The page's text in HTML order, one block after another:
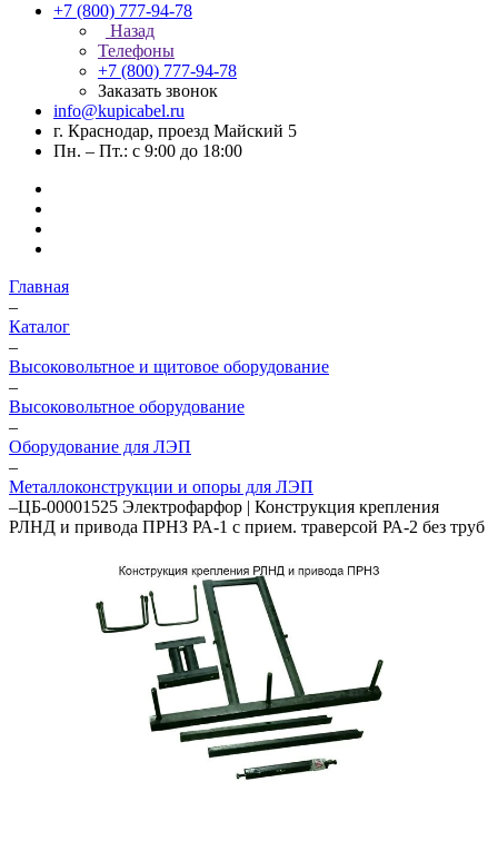
+7 (800) 777-94-78
Назад
Телефоны
+7 (800) 777-94-78
Заказать звонок
info@kupicabel.ru
г. Краснодар, проезд Майский 5
Пн. – Пт.: с 9:00 до 18:00
Главная
–
Каталог
–
Высоковольтное и щитовое оборудование
–
Высоковольтное оборудование
–
Оборудование для ЛЭП
–
Металлоконструкции и опоры для ЛЭП
–ЦБ-00001525 Электрофарфор | Конструкция крепления
РЛНД и привода ПРНЗ РА-1 с прием. траверсой РА-2 без труб